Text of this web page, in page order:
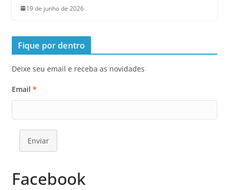
19 de junho de 2026
Fique por dentro
Deixe seu email e receba as novidades
Email *
Enviar
Facebook